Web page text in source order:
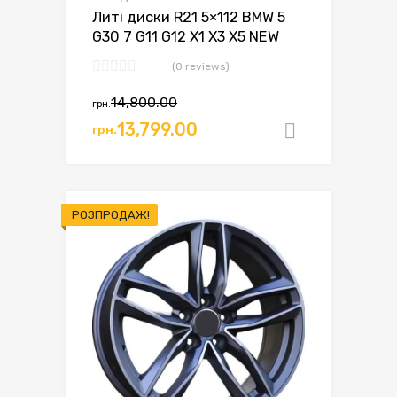
Литі диски R21 5×112 BMW 5
G30 7 G11 G12 X1 X3 X5 NEW
(0 reviews)
грн.14,800.00
грн.13,799.00
РОЗПРОДАЖ!